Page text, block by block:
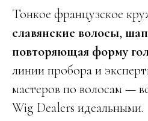
Тонкое французское
славянские волосы,
повторяющая форму
линии пробора и
мастеров по волосам —
Wig Dealers идеальными.